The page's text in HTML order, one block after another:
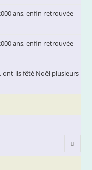
ans, enfin retrouvée
ans, enfin retrouvée
ont-ils fêté Noël plusieurs